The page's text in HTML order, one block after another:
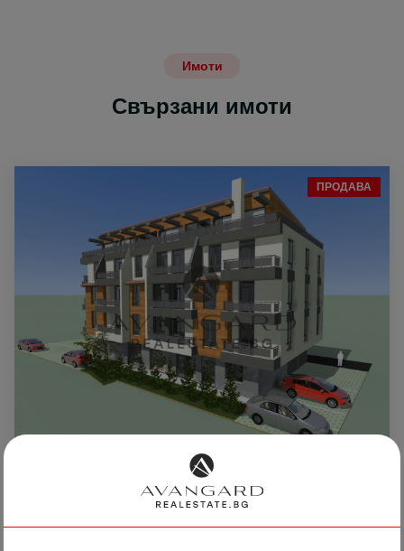
Имоти
Свързани имоти
ПРОДАВА
77545 €
139998.31 лв /151664.84 лв
1193 €
2333.31 лв